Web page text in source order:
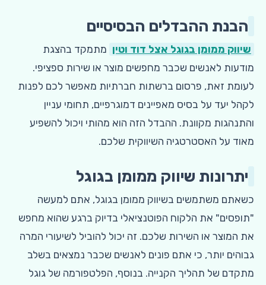
הבנת ההבדלים הבסיסיים
שיווק ממומן בגוגל אצל דוד וטין מתמקד בהצגת
מודעות לאנשים שכבר מחפשים מוצר או שירות ספציפי.
לעומת זאת, פרסום ברשתות חברתיות מאפשר לכם לפנות
לקהל יעד על בסיס מאפיינים דמוגרפיים, תחומי עניין
והתנהגות מקוונת. ההבדל הזה הוא מהותי ויכול להשפיע
מאוד על האסטרטגיה השיווקית שלכם.
יתרונות שיווק ממומן בגוגל
כשאתם משתמשים בשיווק ממומן בגוגל, אתם למעשה
"תופסים" את הלקוח הפוטנציאלי בדיוק ברגע שהוא מחפש
את המוצר או השירות שלכם. זה יכול להוביל לשיעורי המרה
גבוהים יותר, כי אתם פונים לאנשים שכבר נמצאים בשלב
מתקדם של תהליך הקנייה. בנוסף, הפלטפורמה של גוגל